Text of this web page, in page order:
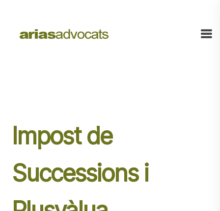
Impost de
Successions i